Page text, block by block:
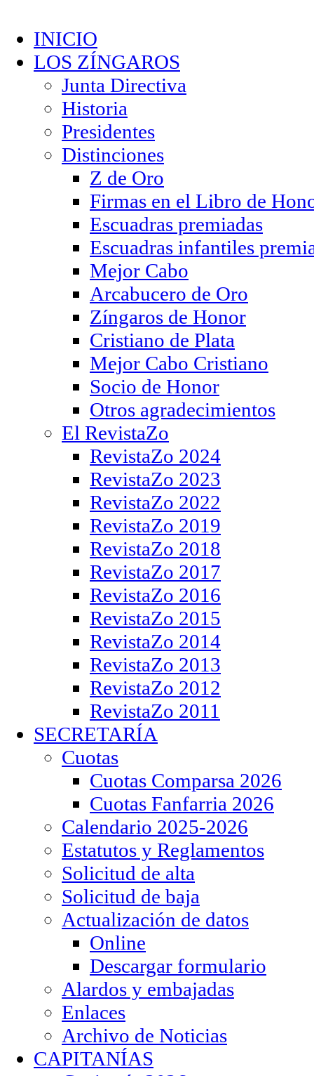
INICIO
LOS ZÍNGAROS
Junta Directiva
Historia
Presidentes
Distinciones
Z de Oro
Firmas en el Libro de
Escuadras premiadas
Escuadras infantiles
Mejor Cabo
Arcabucero de Oro
Zíngaros de Honor
Cristiano de Plata
Mejor Cabo Cristiano
Socio de Honor
Otros agradecimientos
El RevistaZo
RevistaZo 2024
RevistaZo 2023
RevistaZo 2022
RevistaZo 2019
RevistaZo 2018
RevistaZo 2017
RevistaZo 2016
RevistaZo 2015
RevistaZo 2014
RevistaZo 2013
RevistaZo 2012
RevistaZo 2011
SECRETARÍA
Cuotas
Cuotas Comparsa 2026
Cuotas Fanfarria 2026
Calendario 2025-2026
Estatutos y Reglamentos
Solicitud de alta
Solicitud de baja
Actualización de datos
Online
Descargar formulario
Alardos y embajadas
Enlaces
Archivo de Noticias
CAPITANÍAS